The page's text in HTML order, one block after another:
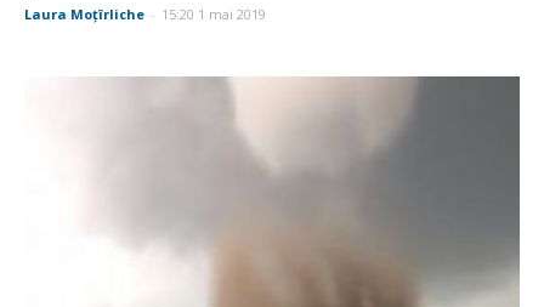
Laura Moţîrliche - 15:20 1 mai 2019